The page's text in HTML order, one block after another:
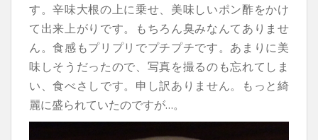
す。辛味大根の上に乗せ、美味しいポン酢をかけ
て出来上がりです。もちろん臭みなんてありませ
ん。食感もプリプリでプチプチです。あまりに美
味しそうだったので、写真を撮るのも忘れてしま
い、食べさしです。申し訳ありません。もっと綺
麗に盛られていたのですが…。